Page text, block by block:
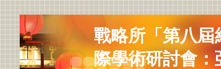
戰略所「第八
際學術研討會：